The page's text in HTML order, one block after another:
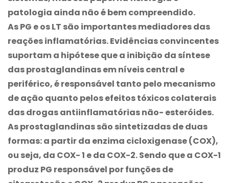
patologia ainda não é bem compreendido.
As PG e os LT são importantes mediadores das
reações inflamatórias. Evidências convincentes
suportam a hipótese que a inibição da síntese
das prostaglandinas em níveis central e
periférico, é responsável tanto pelo mecanismo
de ação quanto pelos efeitos tóxicos colaterais
das drogas antiinflamatórias não- esteróides.
As prostaglandinas são sintetizadas de duas
formas: a partir da enzima cicloxigenase (COX),
ou seja, da COX- 1 e da COX-2. Sendo que a COX-1
produz PG responsável por funções de